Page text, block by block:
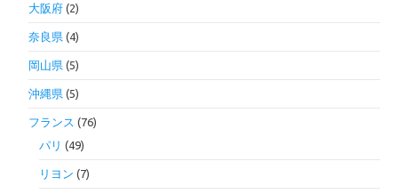
大阪府 (2)
奈良県 (4)
岡山県 (5)
沖縄県 (5)
フランス (76)
パリ (49)
リヨン (7)